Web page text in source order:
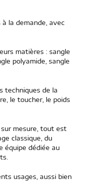
la demande, avec
matières : sangle
polyamide, sangle
techniques de la
le toucher, le poids
sur mesure, tout est
classique, du
équipe dédiée au
usages, aussi bien